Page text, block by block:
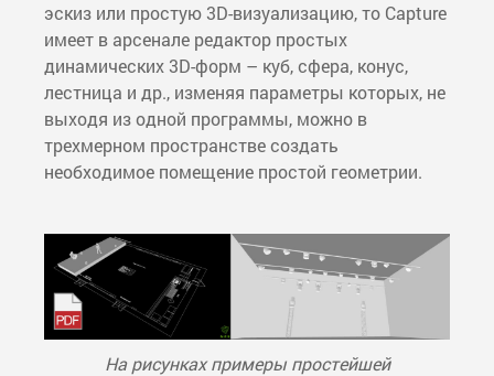
эскиз или простую 3D-визуализацию, то Capture
имеет в арсенале редактор простых
динамических 3D-форм – куб, сфера, конус,
лестница и др., изменяя параметры которых, не
выходя из одной программы, можно в
трехмерном пространстве создать
необходимое помещение простой геометрии.
На рисунках примеры простейшей